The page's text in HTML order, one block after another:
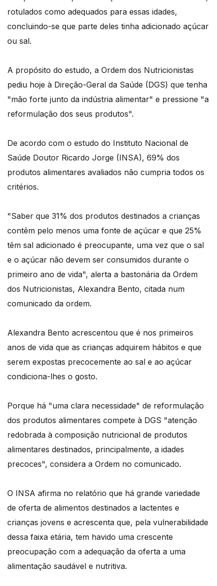
rotulados como adequados para essas idades,
concluindo-se que parte deles tinha adicionado açúcar
ou sal.
A propósito do estudo, a Ordem dos Nutricionistas
pediu hoje à Direção-Geral da Saúde (DGS) que tenha
"mão forte junto da indústria alimentar" e pressione "a
reformulação dos seus produtos".
De acordo com o estudo do Instituto Nacional de
Saúde Doutor Ricardo Jorge (INSA), 69% dos
produtos alimentares avaliados não cumpria todos os
critérios.
"Saber que 31% dos produtos destinados a crianças
contêm pelo menos uma fonte de açúcar e que 25%
têm sal adicionado é preocupante, uma vez que o sal
e o açúcar não devem ser consumidos durante o
primeiro ano de vida", alerta a bastonária da Ordem
dos Nutricionistas, Alexandra Bento, citada num
comunicado da ordem.
Alexandra Bento acrescentou que é nos primeiros
anos de vida que as crianças adquirem hábitos e que
serem expostas precocemente ao sal e ao açúcar
condiciona-lhes o gosto.
Porque há "uma clara necessidade" de reformulação
dos produtos alimentares compete à DGS "atenção
redobrada à composição nutricional de produtos
alimentares destinados, principalmente, a idades
precoces", considera a Ordem no comunicado.
O INSA afirma no relatório que há grande variedade
de oferta de alimentos destinados a lactentes e
crianças jovens e acrescenta que, pela vulnerabilidade
dessa faixa etária, tem havido uma crescente
preocupação com a adequação da oferta a uma
alimentação saudável e nutritiva.